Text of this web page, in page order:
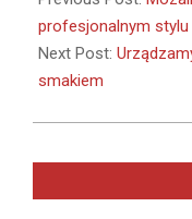
08
profesjonalnym stylu
Next Post:
smakiem